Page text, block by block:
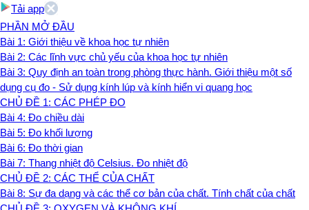
Tải app
PHẦN MỞ ĐẦU
Bài 1: Giới thiệu về khoa học tự nhiên
Bài 2: Các lĩnh vực chủ yếu của khoa học tự nhiên
Bài 3: Quy định an toàn trong phòng thực hành. Giới thiệu một số
dụng cụ đo - Sử dụng kính lúp và kính hiển vi quang học
CHỦ ĐỀ 1: CÁC PHÉP ĐO
Bài 4: Đo chiều dài
Bài 5: Đo khối lượng
Bài 6: Đo thời gian
Bài 7: Thang nhiệt độ Celsius. Đo nhiệt độ
CHỦ ĐỀ 2: CÁC THỂ CỦA CHẤT
Bài 8: Sự đa dạng và các thể cơ bản của chất. Tính chất của chất